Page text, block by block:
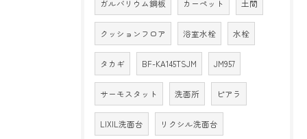
ガルバリウム鋼板 カーペット 土間
クッションフロア 浴室水栓 水栓
タカギ BF-KA145TSJM JM957
サーモスタット 洗面所 ピアラ
LIXIL洗面台 リクシル洗面台